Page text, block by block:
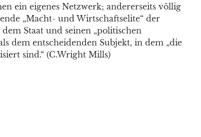
ein eigenes Netzwerk; andererseits völlig
„Macht- und Wirtschaftselite“ der
Staat und seinen „politischen
dem entscheidenden Subjekt, in dem „die
sind.“ (C.Wright Mills)